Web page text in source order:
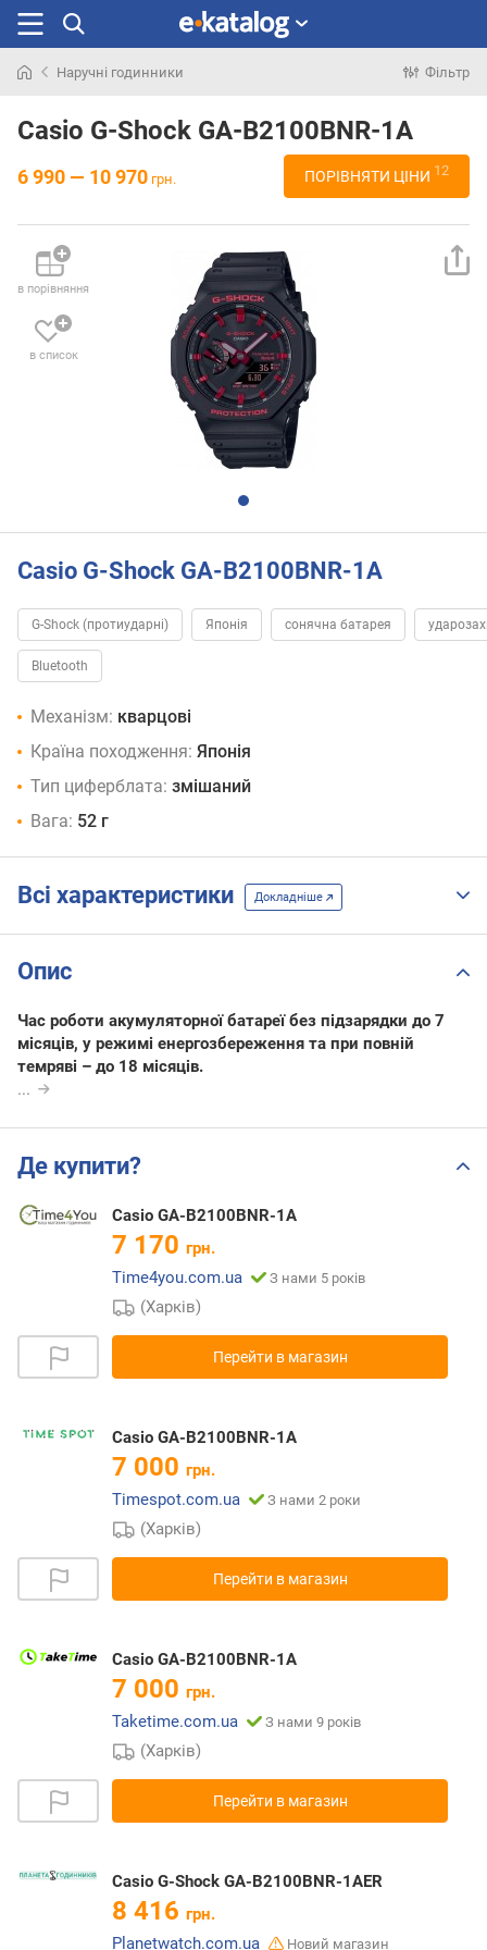
раніше
Наручні годинники Фільтр
Casio G-Shock GA-B2100BNR-1A
6 990 — 10 970 грн. ПОРІВНЯТИ ЦІНИ 12
в порівняння
в список
Casio G-Shock GA-B2100BNR-1A
G-Shock (протиударні) Японія сонячна батарея
Bluetooth
Механізм: кварцові
Країна походження: Японія
Тип циферблата: змішаний
Вага: 52 г
Всі характеристики Докладніше
Опис
Час роботи акумуляторної батареї без підзарядки до 7
місяців, у режимі енергозбереження та при повній
темряві – до 18 місяців.
...
Де купити?
Casio GA-B2100BNR-1A
7 170 грн.
Time4you.com.ua
З нами 5 років
(Харків)
Перейти в магазин
Casio GA-B2100BNR-1A
7 000 грн.
Timespot.com.ua
З нами 2 роки
(Харків)
Перейти в магазин
Casio GA-B2100BNR-1A
7 000 грн.
Taketime.com.ua
З нами 9 років
(Харків)
Перейти в магазин
Casio G-Shock GA-B2100BNR-1AER
8 416 грн.
Planetwatch.com.ua
Новий магазин